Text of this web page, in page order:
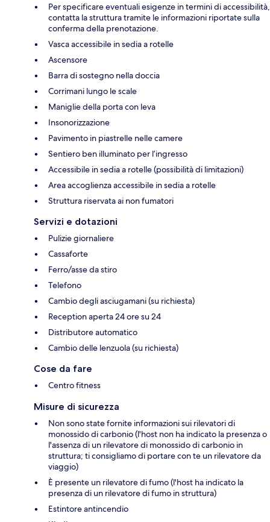
Per specificare eventuali esigenze in termini di accessibilità,
contatta la struttura tramite le informazioni riportate sulla
conferma della prenotazione.
Vasca accessibile in sedia a rotelle
Ascensore
Barra di sostegno nella doccia
Corrimani lungo le scale
Maniglie della porta con leva
Insonorizzazione
Pavimento in piastrelle nelle camere
Sentiero ben illuminato per l’ingresso
Accessibile in sedia a rotelle (possibilità di limitazioni)
Area accoglienza accessibile in sedia a rotelle
Struttura riservata ai non fumatori
Servizi e dotazioni
Pulizie giornaliere
Cassaforte
Ferro/asse da stiro
Telefono
Cambio degli asciugamani (su richiesta)
Reception aperta 24 ore su 24
Distributore automatico
Cambio delle lenzuola (su richiesta)
Cose da fare
Centro fitness
Misure di sicurezza
Non sono state fornite informazioni sui rilevatori di
monossido di carbonio (l'host non ha indicato la presenza o
l'assenza di un rilevatore di monossido di carbonio in
struttura; ti consigliamo di portare con te un rilevatore da
viaggio)
È presente un rilevatore di fumo (l'host ha indicato la
presenza di un rilevatore di fumo in struttura)
Estintore antincendio